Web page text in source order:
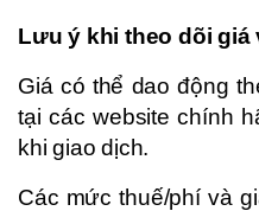
Lưu ý khi theo dõi giá
Giá có thể dao động
tại các website chính
khi giao dịch.
Các mức thuế/phí và